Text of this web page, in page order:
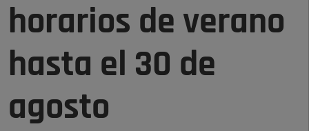
horarios de verano
hasta el 30 de
agosto